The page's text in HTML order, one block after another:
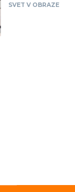
SVET V OBRAZE